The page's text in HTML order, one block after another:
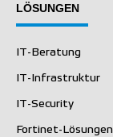
LÖSUNGEN
IT-Beratung
IT-Infrastruktur
IT-Security
Fortinet-Lösungen